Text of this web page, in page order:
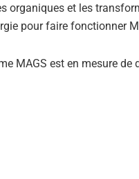
organiques et les
pour faire fonctionner
MAGS est en mesure de